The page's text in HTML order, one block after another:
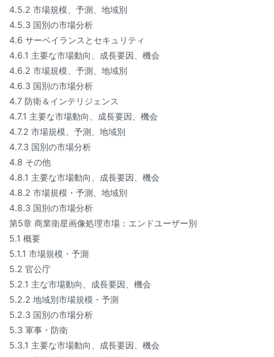
4.5.2 市場規模、予測、地域別
4.5.3 国別の市場分析
4.6 サーベイランスとセキュリティ
4.6.1 主要な市場動向、成長要因、機会
4.6.2 市場規模、予測、地域別
4.6.3 国別の市場分析
4.7 防衛＆インテリジェンス
4.7.1 主要な市場動向、成長要因、機会
4.7.2 市場規模、予測、地域別
4.7.3 国別の市場分析
4.8 その他
4.8.1 主要な市場動向、成長要因、機会
4.8.2 市場規模・予測、地域別
4.8.3 国別の市場分析
第5章 商業衛星画像処理市場：エンドユーザー別
5.1 概要
5.1.1 市場規模・予測
5.2 官公庁
5.2.1 主な市場動向、成長要因、機会
5.2.2 地域別市場規模・予測
5.2.3 国別の市場分析
5.3 軍事・防衛
5.3.1 主要な市場動向、成長要因、機会